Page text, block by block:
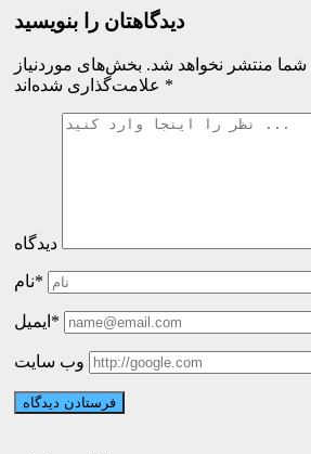
دیدگاهتان را بنویسید
شما منتشر نخواهد شد. بخش‌های موردنیاز
*
دیدگاه
نام*
ایمیل*
وب سایت